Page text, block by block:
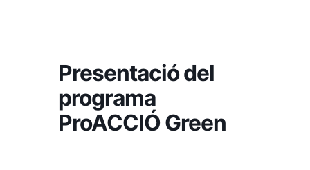
Presentació del
programa
ProACCIÓ Green